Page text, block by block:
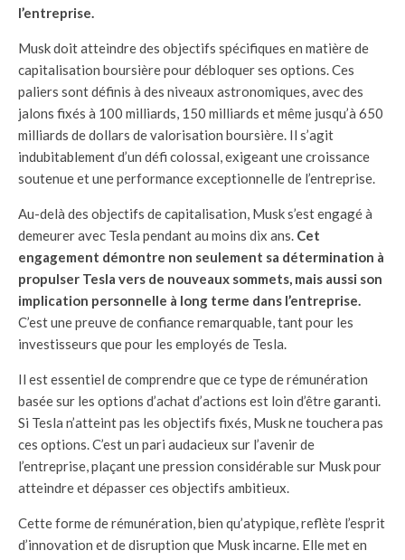
l’entreprise.
Musk doit atteindre des objectifs spécifiques en matière de
capitalisation boursière pour débloquer ses options. Ces
paliers sont définis à des niveaux astronomiques, avec des
jalons fixés à 100 milliards, 150 milliards et même jusqu’à 650
milliards de dollars de valorisation boursière. Il s’agit
indubitablement d’un défi colossal, exigeant une croissance
soutenue et une performance exceptionnelle de l’entreprise.
Au-delà des objectifs de capitalisation, Musk s’est engagé à
demeurer avec Tesla pendant au moins dix ans. Cet
engagement démontre non seulement sa détermination à
propulser Tesla vers de nouveaux sommets, mais aussi son
implication personnelle à long terme dans l’entreprise.
C’est une preuve de confiance remarquable, tant pour les
investisseurs que pour les employés de Tesla.
Il est essentiel de comprendre que ce type de rémunération
basée sur les options d’achat d’actions est loin d’être garanti.
Si Tesla n’atteint pas les objectifs fixés, Musk ne touchera pas
ces options. C’est un pari audacieux sur l’avenir de
l’entreprise, plaçant une pression considérable sur Musk pour
atteindre et dépasser ces objectifs ambitieux.
Cette forme de rémunération, bien qu’atypique, reflète l’esprit
d’innovation et de disruption que Musk incarne. Elle met en